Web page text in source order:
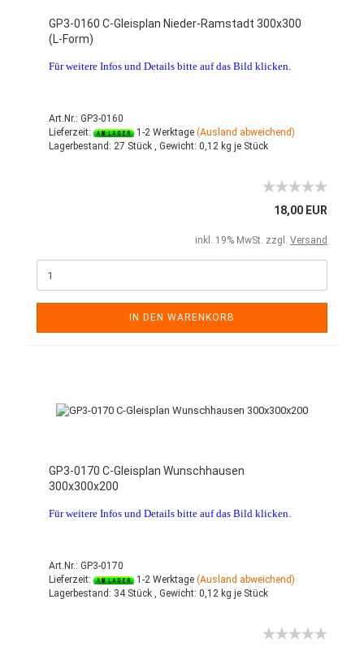
GP3-0160 C-Gleisplan Nieder-Ramstadt 300x300
(L-Form)
Für weitere Infos und Details bitte auf das Bild klicken.
Art.Nr.: GP3-0160
Lieferzeit:
1-2 Werktage (Ausland abweichend)
Lagerbestand: 27 Stück , Gewicht: 0,12 kg je Stück
18,00 EUR
inkl. 19% MwSt. zzgl. Versand
IN DEN WARENKORB
GP3-0170 C-Gleisplan Wunschhausen
300x300x200
Für weitere Infos und Details bitte auf das Bild klicken.
Art.Nr.: GP3-0170
Lieferzeit:
1-2 Werktage (Ausland abweichend)
Lagerbestand: 34 Stück , Gewicht: 0,12 kg je Stück